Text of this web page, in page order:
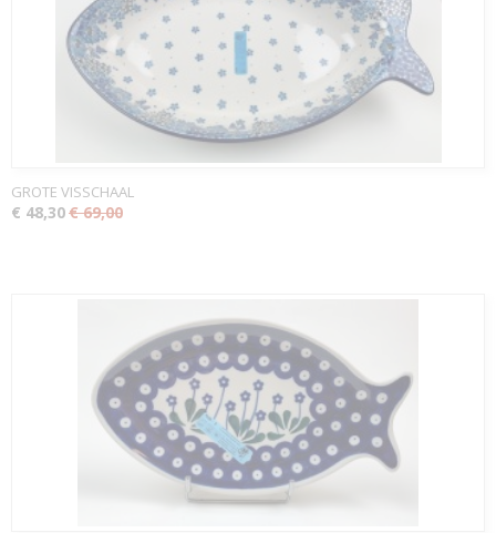
GROTE VISSCHAAL
€ 48,30€ 69,00